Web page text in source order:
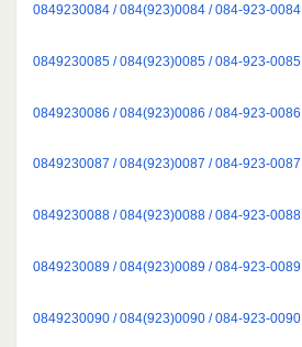
0849230084 / 084(923)0084 / 084-923-0084
0849230085 / 084(923)0085 / 084-923-0085
0849230086 / 084(923)0086 / 084-923-0086
0849230087 / 084(923)0087 / 084-923-0087
0849230088 / 084(923)0088 / 084-923-0088
0849230089 / 084(923)0089 / 084-923-0089
0849230090 / 084(923)0090 / 084-923-0090